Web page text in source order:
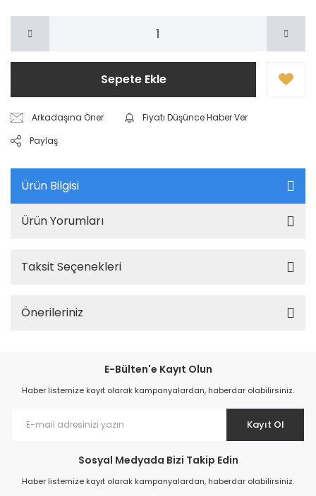
Sepete Ekle
Arkadaşına Öner
Fiyatı Düşünce Haber Ver
Paylaş
Ürün Bilgisi
Ürün Yorumları
Taksit Seçenekleri
Önerileriniz
E-Bülten'e Kayıt Olun
Haber listemize kayıt olarak kampanyalardan, haberdar olabilirsiniz.
Kayıt Ol
Sosyal Medyada Bizi Takip Edin
Haber listemize kayıt olarak kampanyalardan, haberdar olabilirsiniz.